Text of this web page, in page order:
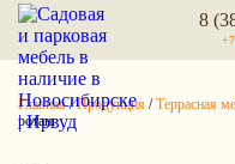
8
Главная/Продукция /Террасная
ротанг